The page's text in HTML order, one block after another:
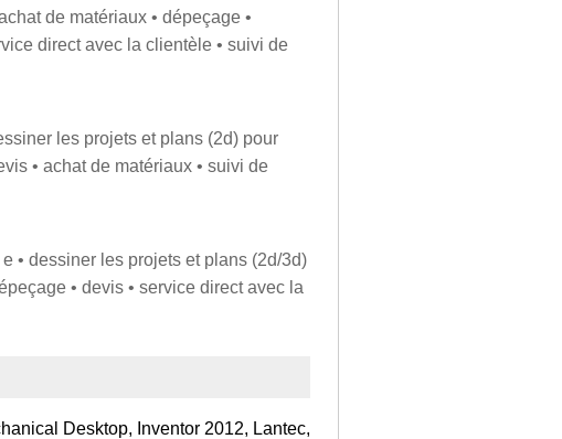
de matériaux • dépeçage •
direct avec la clientèle • suivi de
les projets et plans (2d) pour
• achat de matériaux • suivi de
• dessiner les projets et plans (2d/3d)
• devis • service direct avec la
Desktop, Inventor 2012, Lantec,